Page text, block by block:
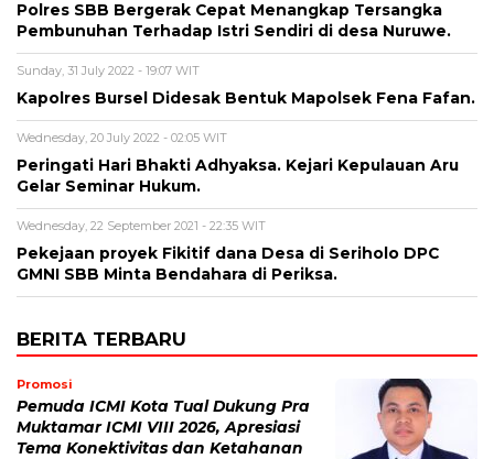
Polres SBB Bergerak Cepat Menangkap Tersangka
Pembunuhan Terhadap Istri Sendiri di desa Nuruwe.
Sunday, 31 July 2022 - 19:07 WIT
Kapolres Bursel Didesak Bentuk Mapolsek Fena Fafan.
Wednesday, 20 July 2022 - 02:05 WIT
Peringati Hari Bhakti Adhyaksa. Kejari Kepulauan Aru
Gelar Seminar Hukum.
Wednesday, 22 September 2021 - 22:35 WIT
Pekejaan proyek Fikitif dana Desa di Seriholo DPC
GMNI SBB Minta Bendahara di Periksa.
BERITA TERBARU
Promosi
Pemuda ICMI Kota Tual Dukung Pra
Muktamar ICMI VIII 2026, Apresiasi
Tema Konektivitas dan Ketahanan